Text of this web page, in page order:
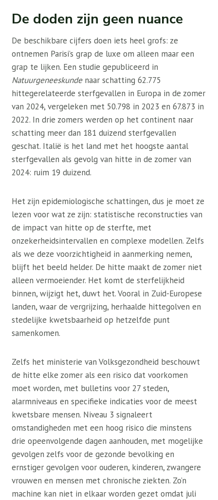
De doden zijn geen nuance
De beschikbare cijfers doen iets heel grofs: ze
ontnemen Parisi’s grap de luxe om alleen maar een
grap te lijken. Een studie gepubliceerd in
Natuurgeneeskundenaar schatting 62.775
hittegerelateerde sterfgevallen in Europa in de zomer
van 2024, vergeleken met 50.798 in 2023 en 67.873 in
2022. In drie zomers werden op het continent naar
schatting meer dan 181 duizend sterfgevallen
geschat. Italië is het land met het hoogste aantal
sterfgevallen als gevolg van hitte in de zomer van
2024: ruim 19 duizend.
Het zijn epidemiologische schattingen, dus je moet ze
lezen voor wat ze zijn: statistische reconstructies van
de impact van hitte op de sterfte, met
onzekerheidsintervallen en complexe modellen. Zelfs
als we deze voorzichtigheid in aanmerking nemen,
blijft het beeld helder. De hitte maakt de zomer niet
alleen vermoeiender. Het komt de sterfelijkheid
binnen, wijzigt het, duwt het. Vooral in Zuid-Europese
landen, waar de vergrijzing, herhaalde hittegolven en
stedelijke kwetsbaarheid op hetzelfde punt
samenkomen.
Zelfs het ministerie van Volksgezondheid beschouwt
de hitte elke zomer als een risico dat voorkomen
moet worden, met bulletins voor 27 steden,
alarmniveaus en specifieke indicaties voor de meest
kwetsbare mensen. Niveau 3 signaleert
omstandigheden met een hoog risico die minstens
drie opeenvolgende dagen aanhouden, met mogelijke
gevolgen zelfs voor de gezonde bevolking en
ernstiger gevolgen voor ouderen, kinderen, zwangere
vrouwen en mensen met chronische ziekten. Zo’n
machine kan niet in elkaar worden gezet omdat juli